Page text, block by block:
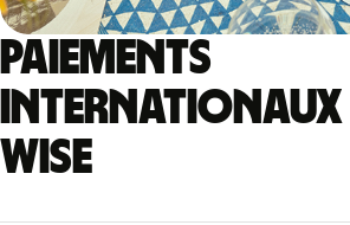
Paiements
Wise